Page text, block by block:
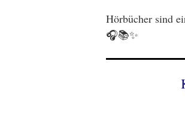
Hörbücher sind
🎧📚✨